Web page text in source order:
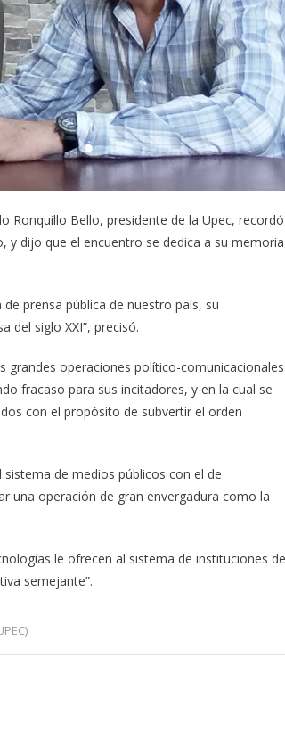
Ronquillo Bello, presidente de la Upec, recordó
y dijo que el encuentro se dedica a su
prensa pública de nuestro país, su
del siglo XXI”, precisó.
grandes operaciones político-comunicacionales
fracaso para sus incitadores, y en la cual se
con el propósito de subvertir el orden
de medios públicos con el de
una operación de gran envergadura como la
le ofrecen al sistema de instituciones de
semejante”.